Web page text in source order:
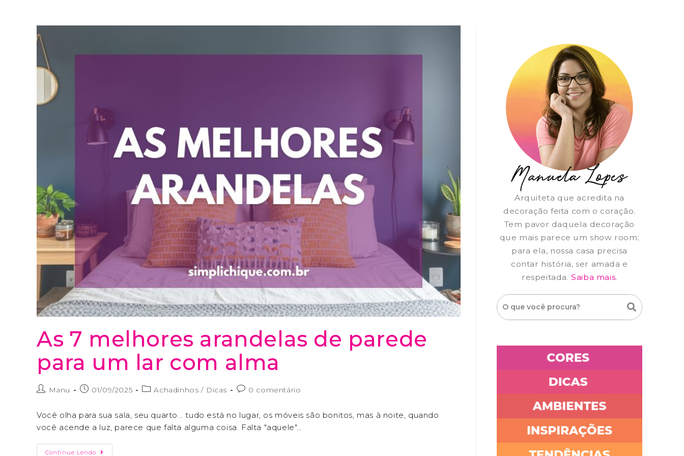
As 7 melhores arandelas de parede
para um lar com alma
Manu 01/09/2025 Achadinhos / Dicas 0 comentário
Você olha para sua sala, seu quarto... tudo está no lugar, os móveis são bonitos, mas à noite, quando
você acende a luz, parece que falta alguma coisa. Falta "aquele"…
Continue Lendo
Arquiteta que acredita na
decoração feita com o coração.
Tem pavor daquela decoração
que mais parece um show room;
para ela, nossa casa precisa
contar história, ser amada e
respeitada.Saiba mais.